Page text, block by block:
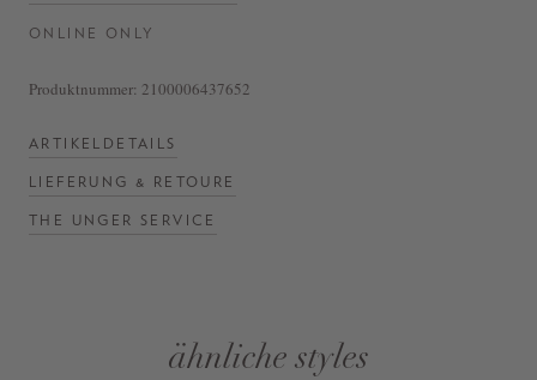
ONLINE ONLY
Produktnummer: 2100006437652
ARTIKELDETAILS
LIEFERUNG & RETOURE
THE UNGER SERVICE
ähnliche styles